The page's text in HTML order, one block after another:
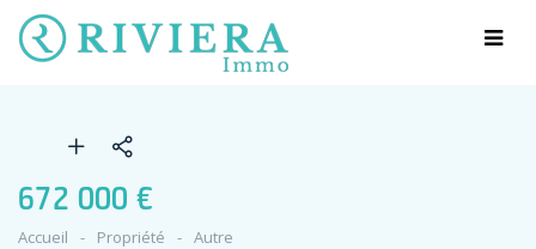
672 000 €
Accueil Propriété Autre